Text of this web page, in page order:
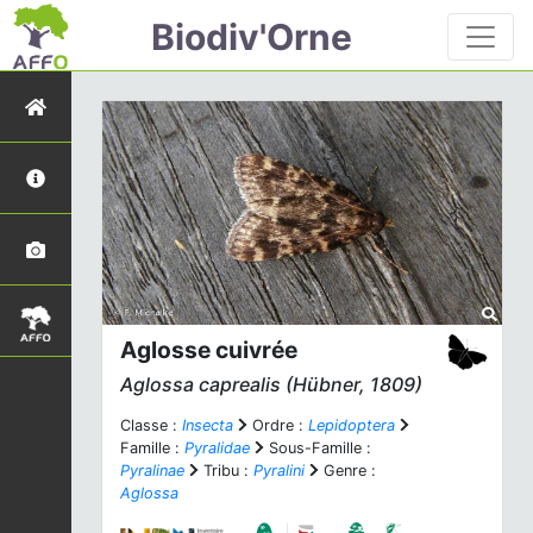
Biodiv'Orne
Aglosse cuivrée
Aglossa caprealis (Hübner, 1809)
Classe : Insecta Ordre : Lepidoptera
Famille : Pyralidae
Sous-Famille :
Pyralinae
Tribu : Pyralini
Genre :
Aglossa